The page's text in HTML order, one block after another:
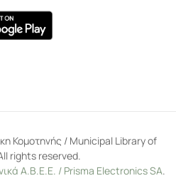
Κομοτηνής / Municipal Library of
rights reserved.
Α.Β.Ε.Ε. / Prisma Electronics SA.